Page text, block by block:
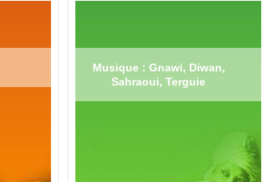
Musique : Gnawi, Diwan,
Sahraoui, Terguie